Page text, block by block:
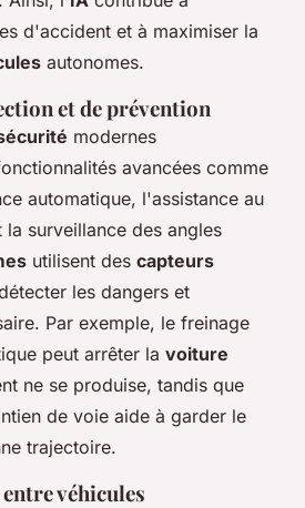
d'accident et à maximiser la
autonomes.
et de prévention
modernes
avancées comme
automatique, l'assistance au
surveillance des angles
utilisent des capteurs
les dangers et
Par exemple, le freinage
peut arrêter la voiture
ne se produise, tandis que
de voie aide à garder le
trajectoire.
véhicules